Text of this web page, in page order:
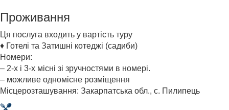
Проживання
Ця послуга входить у вартість туру
♦ Готелі та Затишні котеджі (садиби)
Номери:
– 2-х і 3-х місні зі зручностями в номері.
– можливе одномісне розміщення
Місцерозташування: Закарпатська обл., с. Пилипець